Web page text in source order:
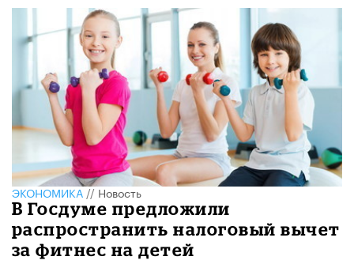
ЭКОНОМИКА//Новость
В Госдуме предложили
распространить налоговый вычет
за фитнес на детей